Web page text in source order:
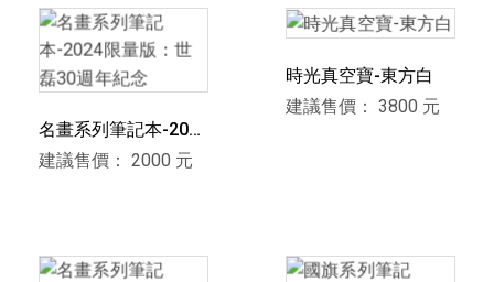
名畫系列筆記本-2024
限量版：世磊30週年
建議售價： 2000 元
時光真空寶-東方白
建議售價： 3800 元